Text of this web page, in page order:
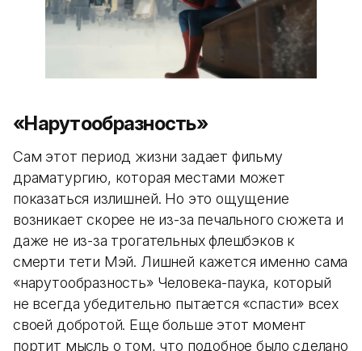
«Нарутообразность»
Сам этот период жизни задает фильму
драматургию, которая местами может
показаться излишней. Но это ощущение
возникает скорее не из-за печального сюжета и
даже не из-за трогательных флешбэков к
смерти тети Мэй. Лишней кажется именно сама
«нарутообразность» Человека-паука, который
не всегда убедительно пытается «спасти» всех
своей добротой. Еще больше этот момент
портит мысль о том, что подобное было сделано